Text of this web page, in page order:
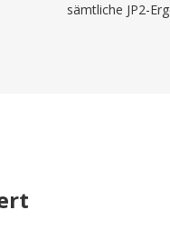
sämtliche JP2-